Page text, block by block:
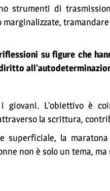
strumenti di
su figure che
giovani. L’obiettivo è
la scrittura,
superficiale, la
non è solo un tema,